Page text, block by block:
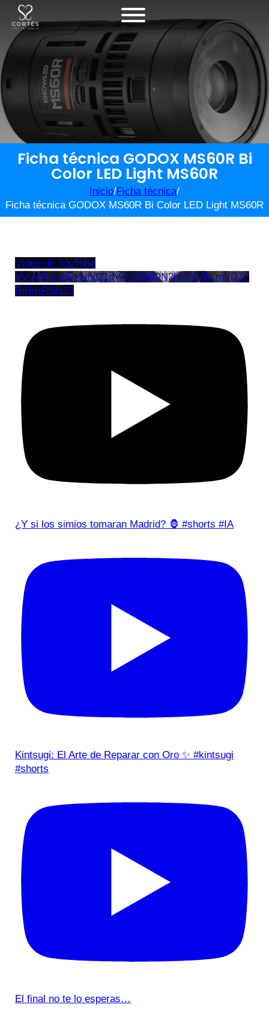
Ficha técnica GODOX MS60R Bi
Color LED Light MS60R
Inicio/Ficha técnica/
Ficha técnica GODOX MS60R Bi Color LED Light MS60R
Vídeo de YouTube
VVUxRmppRkNnd21qV0FwTldON2h5V3VRLmVDZz
RiRjRRSHZ3
¿Y si los simios tomaran Madrid? 🦍 #shorts #IA
Kintsugi: El Arte de Reparar con Oro ✨ #kintsugi
#shorts
El final no te lo esperas…